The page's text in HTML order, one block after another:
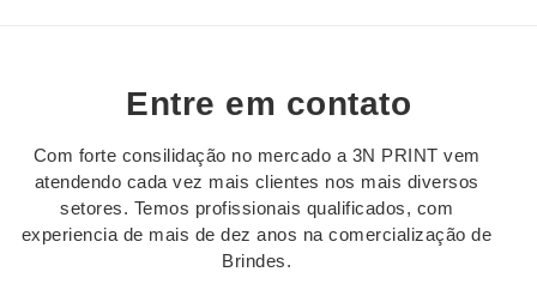
Entre em contato
Com forte consilidação no mercado a 3N PRINT vem
atendendo cada vez mais clientes nos mais diversos
setores. Temos profissionais qualificados, com
experiencia de mais de dez anos na comercialização de
Brindes.